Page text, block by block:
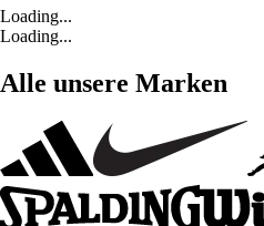
Loading...
Loading...
Alle unsere Marken